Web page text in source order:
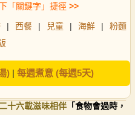
「關鍵字」捷徑 >>
| 西餐 | 兒童 | 海鮮 |
粉麵
)| 每週煮意 (每週5天)
十六載滋味相伴 「食物會過時，